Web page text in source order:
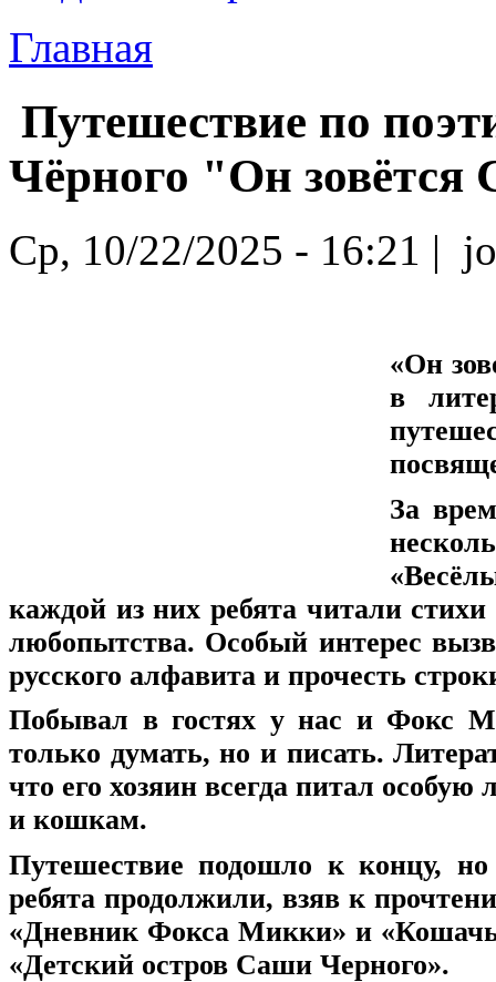
Главная
Путешествие по
Чёрного "Он
Ср, 10/22/2025 - 16:21 |
«Он
в
За
каждой из них ребята читали стихи
любопытства. Особый интерес
русского алфавита и прочесть
Побывал в гостях у нас и Фокс
только думать, но и писать.
что его хозяин всегда питал
и кошкам.
Путешествие подошло к концу,
ребята продолжили, взяв к
«Дневник Фокса Микки» и
«Детский остров Саши Черного».